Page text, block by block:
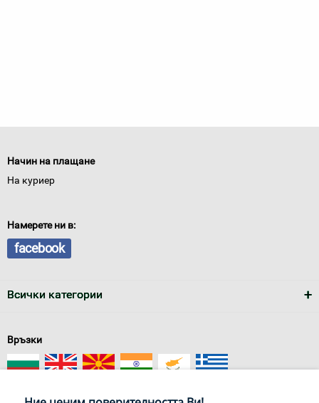
Начин на плащане
На куриер
Намерете ни в:
facebook
Всички категории
Връзки